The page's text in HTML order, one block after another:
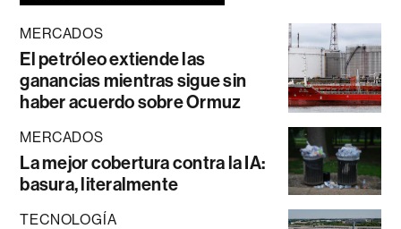
MERCADOS
El petróleo extiende las
ganancias mientras sigue sin
haber acuerdo sobre Ormuz
MERCADOS
La mejor cobertura contra la IA:
basura, literalmente
TECNOLOGÍA